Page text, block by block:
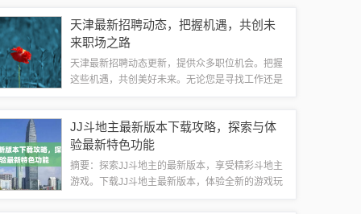
方面，基金市场将继续保持多元化发展，投资...
天津最新招聘动态，把握机遇，共创未
来职场之路
天津最新招聘动态更新，提供众多职位机会。把握
这些机遇，共创美好未来。无论您是寻找工作还是
市的招聘市场日益活跃，各类企业发布的招聘...
JJ斗地主最新版本下载攻略，探索与体
验最新特色功能
摘要：探索JJ斗地主的最新版本，享受精彩斗地主
游戏。下载JJ斗地主最新版本，体验全新的游戏玩